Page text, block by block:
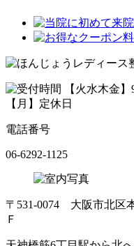
電話番号
06-6292-1125
〒531-0074 大阪市北区
Ｆ